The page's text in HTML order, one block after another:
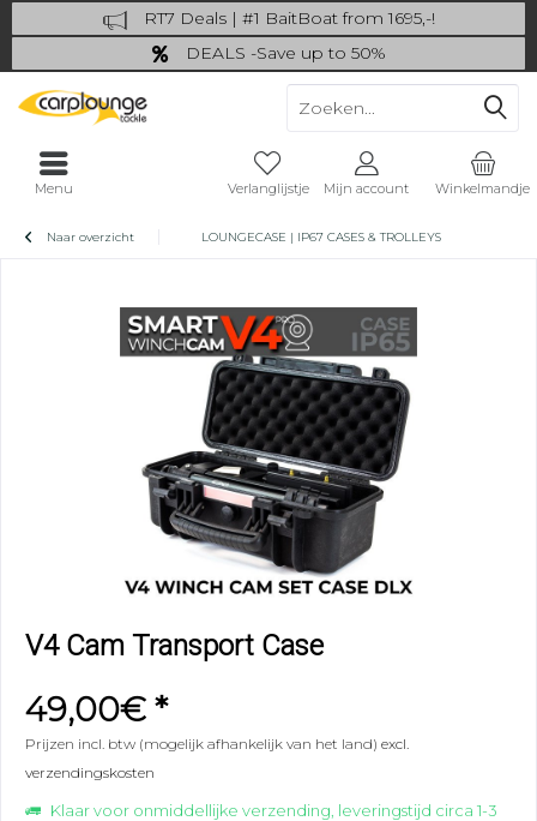
RT7 Deals | #1 BaitBoat from 1695,-!
Catch more: upgrade your fishing now!
DEALS -Save up to 50%
last Chance: ... if gone then gone
Winkelmandje
Verlanglijstje Mijn account
Menu
Naar overzicht LOUNGECASE | IP67 CASES & TROLLEYS
V4 Cam Transport Case
49,00€ *
Prijzen incl. btw (mogelijk afhankelijk van het land) excl.
verzendingskosten
Klaar voor onmiddellijke verzending, leveringstijd circa 1-3